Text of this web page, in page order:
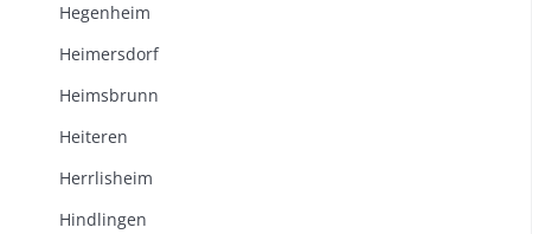
Hegenheim
Heimersdorf
Heimsbrunn
Heiteren
Herrlisheim
Hindlingen